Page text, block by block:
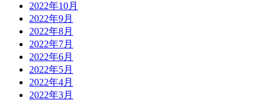
2022年10月
2022年9月
2022年8月
2022年7月
2022年6月
2022年5月
2022年4月
2022年3月